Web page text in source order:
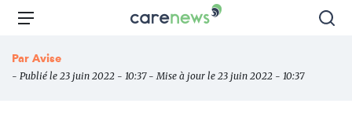
Aller
principal
Carenews,
des
Menu
Par Avise
- Publié le 23 juin 2022 - 10:37 - Mise à jour le 23 juin 2022 - 10:37